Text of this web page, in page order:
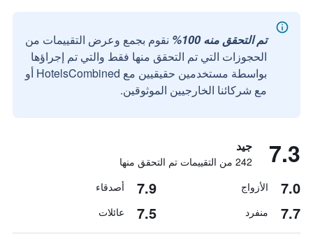
تم التحقق منه 100%
نقوم بجمع وعرض التقييمات من
الحجوزات التي تم التحقق منها فقط والتي تم إجراؤها
بواسطة مستخدمين حقيقيين مع HotelsCombined أو
مع شركائنا الخارجيين الموثوقين.
7.3 جيد
242 من التقييمات تم التحقق منها
7.0 الأزواج 7.9 أصدقاء
7.7 منفرد 7.5 عائلات